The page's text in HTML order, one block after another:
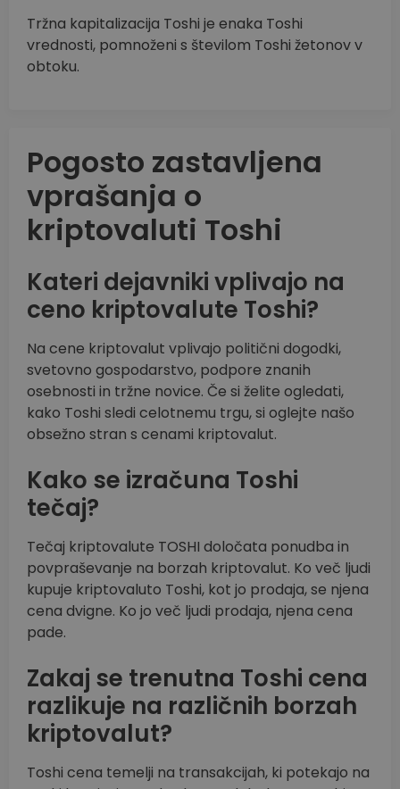
Tržna kapitalizacija Toshi je enaka Toshi
vrednosti, pomnoženi s številom Toshi žetonov v
obtoku.
Pogosto zastavljena
vprašanja o
kriptovaluti Toshi
Kateri dejavniki vplivajo na
ceno kriptovalute Toshi?
Na cene kriptovalut vplivajo politični dogodki,
svetovno gospodarstvo, podpore znanih
osebnosti in tržne novice. Če si želite ogledati,
kako Toshi sledi celotnemu trgu, si oglejte našo
obsežno stran s cenami kriptovalut.
Kako se izračuna Toshi
tečaj?
Tečaj kriptovalute TOSHI določata ponudba in
povpraševanje na borzah kriptovalut. Ko več ljudi
kupuje kriptovaluto Toshi, kot jo prodaja, se njena
cena dvigne. Ko jo več ljudi prodaja, njena cena
pade.
Zakaj se trenutna Toshi cena
razlikuje na različnih borzah
kriptovalut?
Toshi cena temelji na transakcijah, ki potekajo na